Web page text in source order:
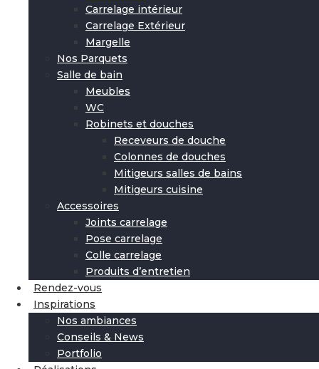
Carrelage intérieur
Carrelage Extérieur
Margelle
Nos Parquets
Salle de bain
Meubles
WC
Robinets et douches
Receveurs de douche
Colonnes de douches
Mitigeurs salles de bains
Mitigeurs cuisine
Accessoires
Joints carrelage
Pose carrelage
Colle carrelage
Produits d’entretien
Rendez-vous
Inspirations
Nos ambiances
Conseils & News
Portfolio